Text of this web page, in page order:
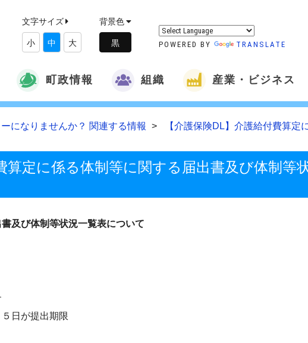
文字サイズ
小 中 大
背景色
POWERED BY TRANSLATE
町政情報 組織 産業・ビジネス
になりませんか？ 関連する情報 【介護保険DL】介護給付費算
算定に係る体制等に関する届出書及び体制等
及び体制等状況一覧表について
日が提出期限